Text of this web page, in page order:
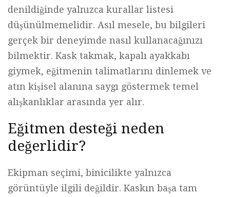
denildiğinde yalnızca kurallar listesi
düşünülmemelidir. Asıl mesele, bu bilgileri
gerçek bir deneyimde nasıl kullanacağınızı
bilmektir. Kask takmak, kapalı ayakkabı
giymek, eğitmenin talimatlarını dinlemek ve
atın kişisel alanına saygı göstermek temel
alışkanlıklar arasında yer alır.
Eğitmen desteği neden
değerlidir?
Ekipman seçimi, binicilikte yalnızca
görüntüyle ilgili değildir. Kaskın başa tam